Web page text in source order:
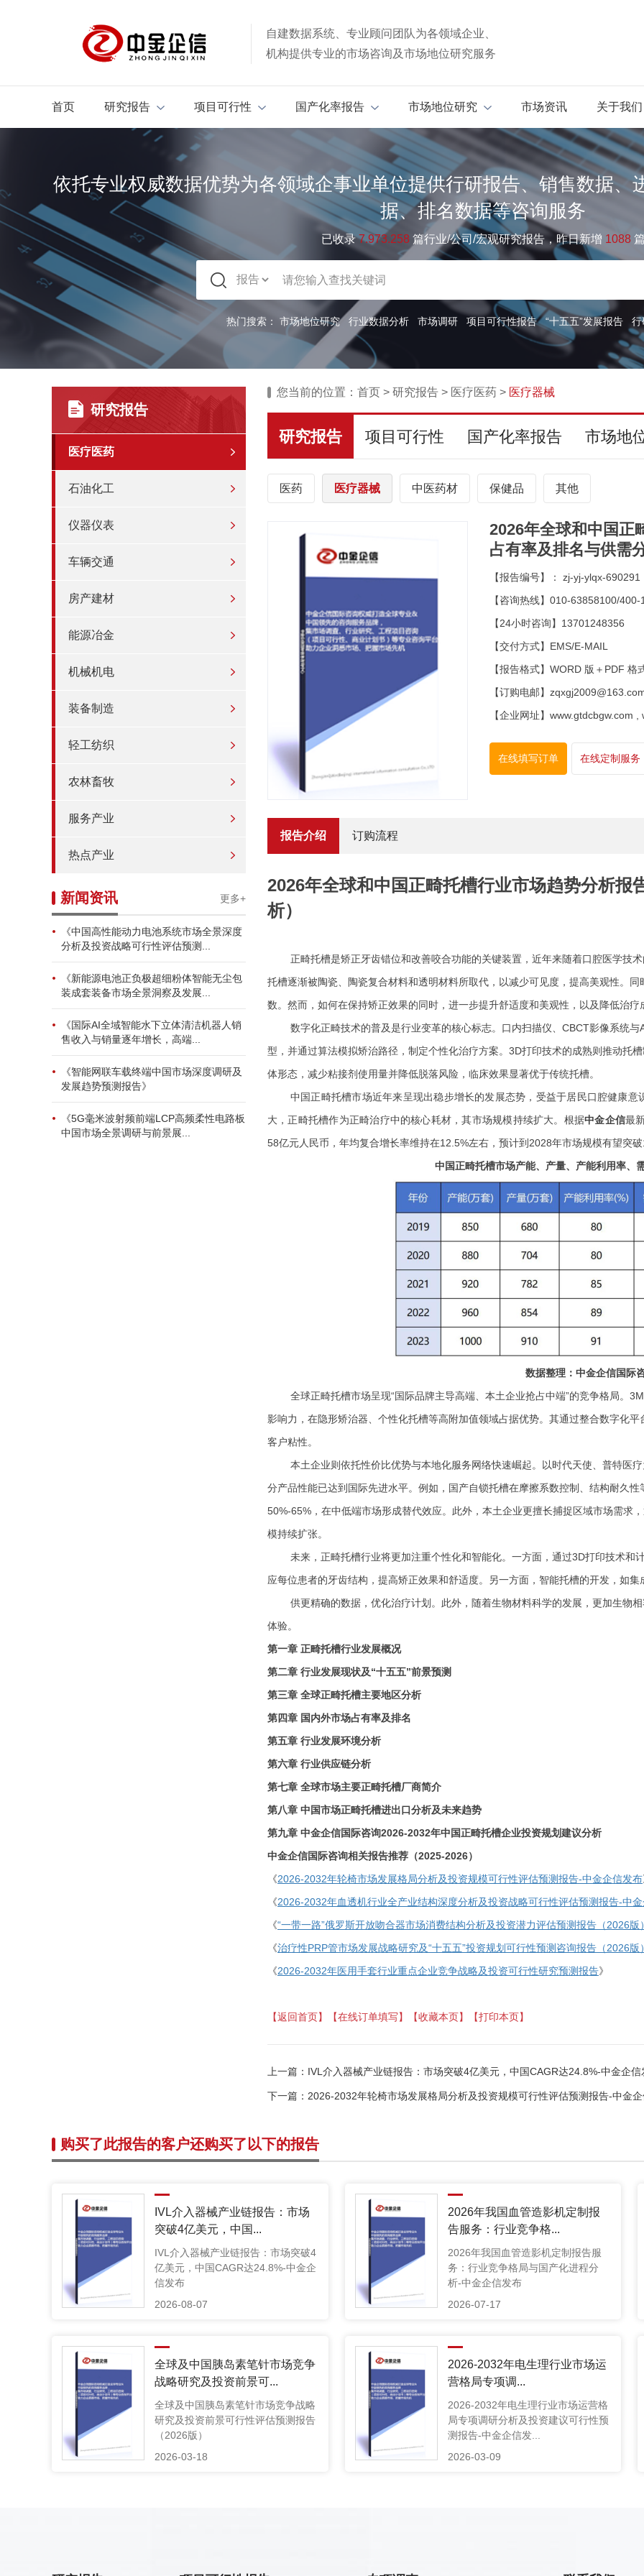
自建数据系统、专业顾问团队为各领域企业、
机构提供专业的市场咨询及市场地位研究服务
首页 研究报告 项目可行性 国产化率报告 市场地位研究 市场资讯 关于我们
依托专业权威数据优势为各领域企事业单位提供行研报告、销售数据、
据、排名数据等咨询服务
已收录7.973.258 篇行业/公司/宏观研究报告，昨日新增 1088 篇
热门搜索： 市场地位研究 行业数据分析 市场调研 项目可行性报告 “十五五”发展报告 行
研究报告
医疗医药
石油化工
仪器仪表
车辆交通
房产建材
能源冶金
机械机电
装备制造
轻工纺织
农林畜牧
服务产业
热点产业
新闻资讯 更多+
《中国高性能动力电池系统市场全景深度
分析及投资战略可行性评估预测...
《新能源电池正负极超细粉体智能无尘包
装成套装备市场全景洞察及发展...
《国际AI全域智能水下立体清洁机器人销
售收入与销量逐年增长，高端...
《智能网联车载终端中国市场深度调研及
发展趋势预测报告》
《5G毫米波射频前端LCP高频柔性电路板
中国市场全景调研与前景展...
您当前的位置： 首页 > 研究报告 > 医疗医药 > 医疗器械
研究报告 项目可行性 国产化率报告 市场地
医药 医疗器械 中医药材 保健品 其他
2026年全球和中国正
占有率及排名与供需分
【报告编号】： zj-yj-ylqx-690291
【咨询热线】010-63858100/
【24小时咨询】13701248356
【交付方式】EMS/E-MAIL
【报告格式】WORD 版＋PDF 格
【订购电邮】
【企业网址】www.gtdcbgw.com
在线填写订单 在线定制服务
报告介绍 订购流程
2026年全球和中国正畸托槽行业市场趋势分析报
析）
正畸托槽是矫正牙齿错位和改善咬合功能的关键装置，近年来随着口腔医学技
托槽逐渐被陶瓷、陶瓷复合材料和透明材料所取代，以减少可见度，提高美观性。
数。然而，如何在保持矫正效果的同时，进一步提升舒适度和美观性，以及降低治疗
数字化正畸技术的普及是行业变革的核心标志。口内扫描仪、 CBCT影像系统与
型，并通过算法模拟矫治路径，制定个性化治疗方案。3D打印技术的成熟则推动托
体形态，减少粘接剂使用量并降低脱落风险，临床效果显著优于传统托槽。
中国正畸托槽市场近年来呈现出稳步增长的发展态势，受益于居民口腔健康
大，正畸托槽作为正畸治疗中的核心耗材，其市场规模持续扩大。根据中金企信最
58亿元人民币，年均复合增长率维持在12.5%左右，预计到2028年市场规模有望突破
中国正畸托槽市场产能、产量、产能利用率、
数据整理：中金企信国际
全球正畸托槽市场呈现“国际品牌主导高端、本土企业抢占中端”的竞争格局。
影响力，在隐形矫治器、个性化托槽等高附加值领域占据优势。其通过整合数字化
客户粘性。
本土企业则依托性价比优势与本地化服务网络快速崛起。以时代天使、普特医
分产品性能已达到国际先进水平。例如，国产自锁托槽在摩擦系数控制、结构耐久
50%-65%，在中低端市场形成替代效应。此外，本土企业更擅长捕捉区域市场需求
模持续扩张。
未来，正畸托槽行业将更加注重个性化和智能化。一方面，通过3D打印技术和
应每位患者的牙齿结构，提高矫正效果和舒适度。另一方面，智能托槽的开发，如
供更精确的数据，优化治疗计划。此外，随着生物材料科学的发展，更加生物
体验。
第一章 正畸托槽行业发展概况
第二章 行业发展现状及“十五五”前景预测
第三章 全球正畸托槽主要地区分析
第四章 国内外市场占有率及排名
第五章 行业发展环境分析
第六章 行业供应链分析
第七章 全球市场主要正畸托槽厂商简介
第八章 中国市场正畸托槽进出口分析及未来趋势
第九章 中金企信国际咨询2026-2032年中国正畸托槽企业投资规划建议分析
中金企信国际咨询相关报告推荐（2025-2026）
《2026-2032年轮椅市场发展格局分析及投资规模可行性评估预测报告-中金企信发布
《2026-2032年血透机行业全产业结构深度分析及投资战略可行性评估预测报告-中
《“一带一路”俄罗斯开放吻合器市场消费结构分析及投资潜力评估预测报告（2026版）
《治疗性PRP管市场发展战略研究及“十五五”投资规划可行性预测咨询报告（2026版）
《2026-2032年医用手套行业重点企业竞争战略及投资可行性研究预测报告》
【返回首页】 【在线订单填写】 【收藏本页】 【打印本页】
上一篇： IVL介入器械产业链报告：市场突破4亿美元，中国CAGR达24.8%-中金企信
下一篇： 2026-2032年轮椅市场发展格局分析及投资规模可行性评估预测报告-中金
购买了此报告的客户还购买了以下的报告
IVL介入器械产业链报告：市场
突破4亿美元，中国...
IVL介入器械产业链报告：市场突破4
亿美元，中国CAGR达24.8%-中金企
信发布
2026-08-07
2026年我国血管造影机定制报
告服务：行业竞争格...
2026年我国血管造影机定制报告服
务：行业竞争格局与国产化进程分
析-中金企信发布
2026-07-17
全球及中国胰岛素笔针市场竞争
战略研究及投资前景可...
全球及中国胰岛素笔针市场竞争战略
研究及投资前景可行性评估预测报告
（2026版）
2026-03-18
2026-2032年电生理行业市场运
营格局专项调...
2026-2032年电生理行业市场运营格
局专项调研分析及投资建议可行性预
测报告-中金企信发...
2026-03-09